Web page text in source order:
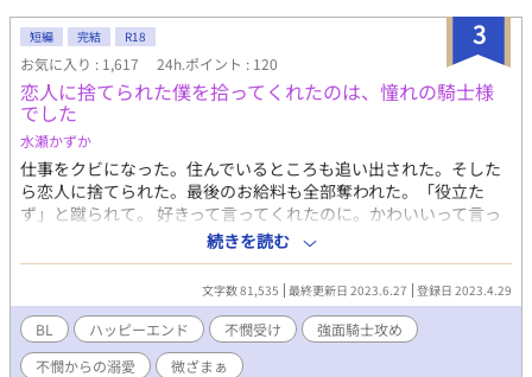
るヴォルフに冷たい目で品定めされた。 その目を見て、美しい弟
と間違えて申し込まれた縁談であることを悟る。 元々商人である
ハルトマン家に「贋作」の妻として迎えられる。 最悪の結婚式の
日、エリアスは「自分は誰のもとでも幸せになることはない」と
確信した。
3
短編 完結 R18
お気に入り : 1,617 24h.ポイント : 120
恋人に捨てられた僕を拾ってくれたのは、憧れの騎士様
でした
水瀬かずか
仕事をクビになった。住んでいるところも追い出された。そした
ら恋人に捨てられた。最後のお給料も全部奪われた。「役立た
ず」と蹴られて。 好きって言ってくれたのに。かわいいって言っ
てくれたのに。やっぱり、僕は駄目な子なんだ。 行き場をなくし
た僕を見つけてくれたのは、優しい騎士様だった。 強面騎士×不
続きを読む
文字数 81,535 最終更新日 2023.6.27 登録日 2023.4.29
BL ハッピーエンド 不憫受け
強面騎士攻め
不憫からの溺愛
微ざまぁ